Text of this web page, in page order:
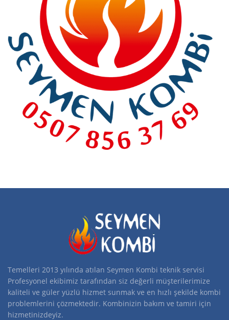
Temelleri 2013 yılında atılan Seymen Kombi teknik servisi
Profesyonel ekibimiz tarafından siz değerli müşterilerimize
kaliteli ve güler yüzlü hizmet sunmak ve en hızlı şekilde kombi
problemlerini çözmektedir. Kombinizin bakım ve tamiri için
hizmetinizdeyiz.